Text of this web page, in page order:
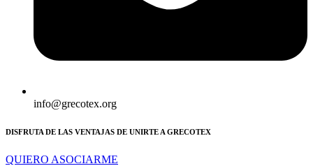
info@grecotex.org
DISFRUTA DE LAS VENTAJAS DE UNIRTE A GRECOTEX
QUIERO ASOCIARME